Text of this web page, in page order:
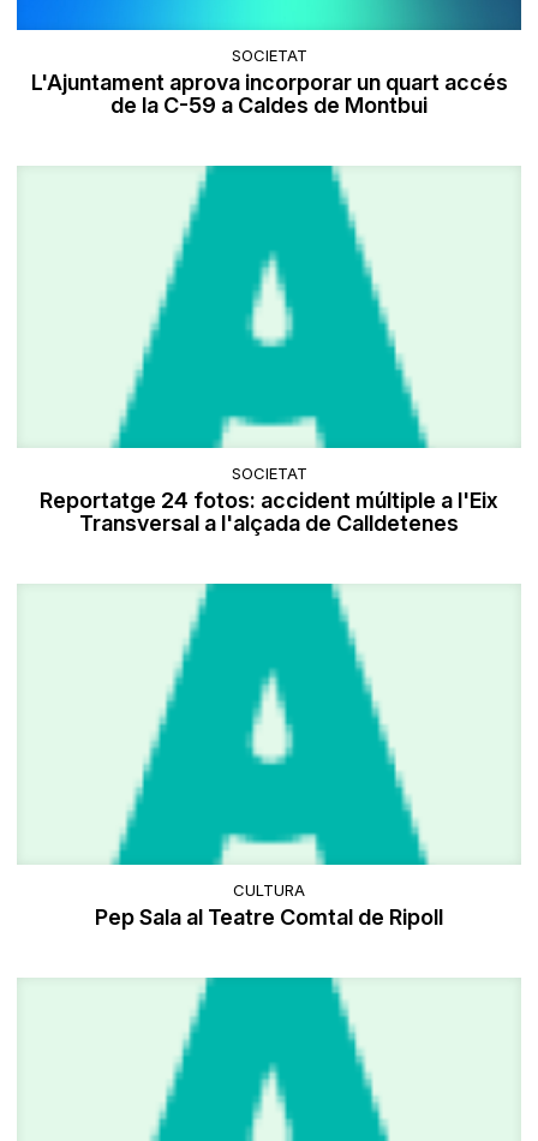
SOCIETAT
L'Ajuntament aprova incorporar un quart accés
de la C-59 a Caldes de Montbui
SOCIETAT
Reportatge 24 fotos: accident múltiple a l'Eix
Transversal a l'alçada de Calldetenes
CULTURA
Pep Sala al Teatre Comtal de Ripoll